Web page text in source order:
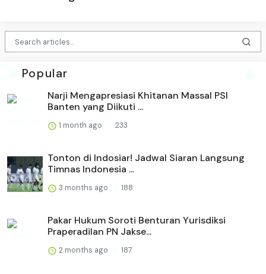
Popular
Narji Mengapresiasi Khitanan Massal PSI
Banten yang Diikuti ...
1 month ago 233
Tonton di Indosiar! Jadwal Siaran Langsung
Timnas Indonesia ...
3 months ago 188
Pakar Hukum Soroti Benturan Yurisdiksi
Praperadilan PN Jakse...
2 months ago 187